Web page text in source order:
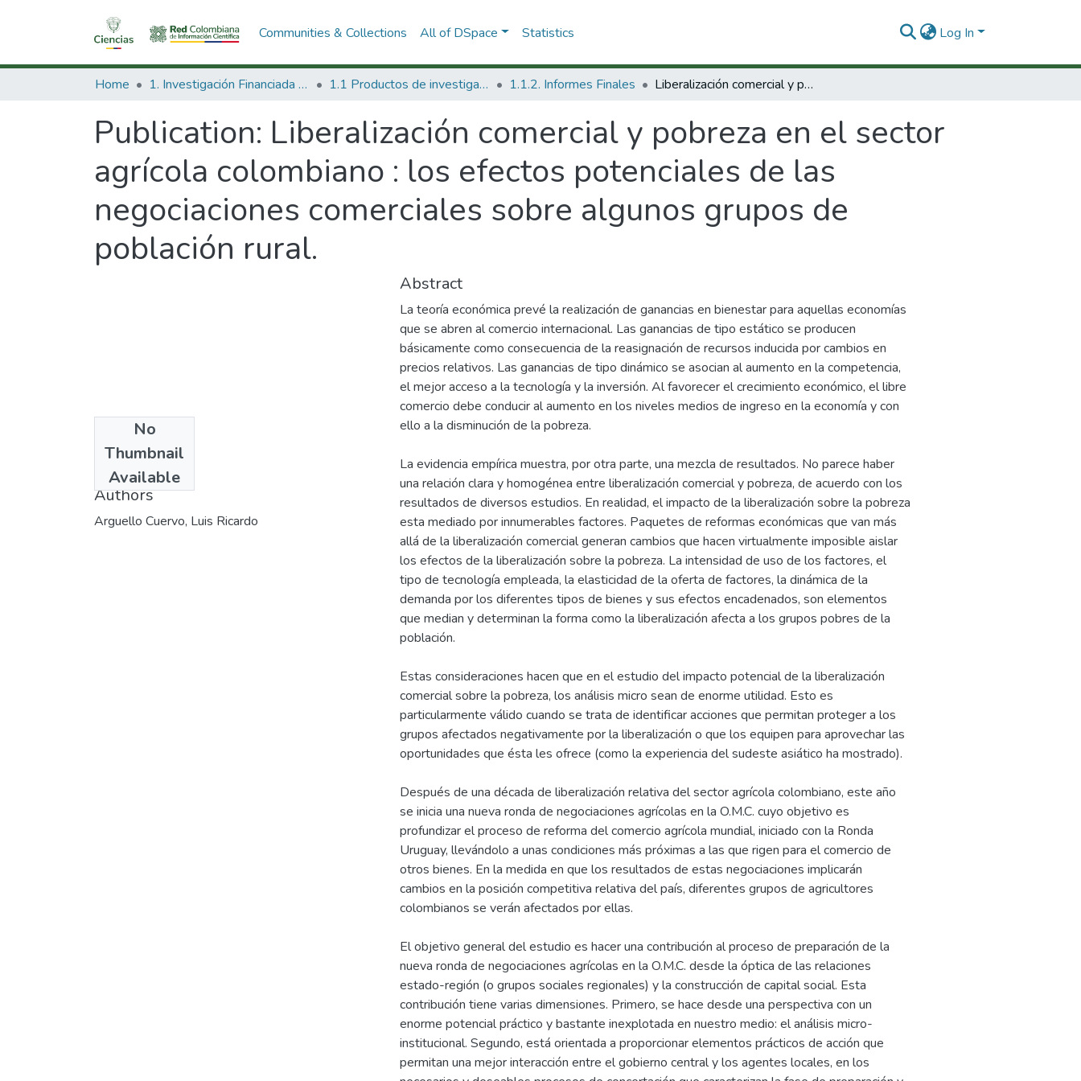
Communities & Collections All of DSpace Statistics Log In
Home 1. Investigación Financiada con Recursos Públicos 1.1 Productos de investigación 1.1.2. Informes Finales Liberalización comercial y pobreza en el sector agrícola colombiano : los efectos potenciales de las negociaciones comerciales sobre algunos grupos de población rural.
Publication: Liberalización comercial y pobreza en el sector
agrícola colombiano : los efectos potenciales de las
negociaciones comerciales sobre algunos grupos de
población rural.
No
Thumbnail
Available
2002-06
Authors
Arguello Cuervo, Luis Ricardo
Abstract
La teoría económica prevé la realización de ganancias en bienestar para aquellas economías
que se abren al comercio internacional. Las ganancias de tipo estático se producen
básicamente como consecuencia de la reasignación de recursos inducida por cambios en
precios relativos. Las ganancias de tipo dinámico se asocian al aumento en la competencia,
el mejor acceso a la tecnología y la inversión. Al favorecer el crecimiento económico, el libre
comercio debe conducir al aumento en los niveles medios de ingreso en la economía y con
ello a la disminución de la pobreza.
La evidencia empírica muestra, por otra parte, una mezcla de resultados. No parece haber
una relación clara y homogénea entre liberalización comercial y pobreza, de acuerdo con los
resultados de diversos estudios. En realidad, el impacto de la liberalización sobre la pobreza
esta mediado por innumerables factores. Paquetes de reformas económicas que van más
allá de la liberalización comercial generan cambios que hacen virtualmente imposible aislar
los efectos de la liberalización sobre la pobreza. La intensidad de uso de los factores, el
tipo de tecnología empleada, la elasticidad de la oferta de factores, la dinámica de la
demanda por los diferentes tipos de bienes y sus efectos encadenados, son elementos
que median y determinan la forma como la liberalización afecta a los grupos pobres de la
población.
Estas consideraciones hacen que en el estudio del impacto potencial de la liberalización
comercial sobre la pobreza, los análisis micro sean de enorme utilidad. Esto es
particularmente válido cuando se trata de identificar acciones que permitan proteger a los
grupos afectados negativamente por la liberalización o que los equipen para aprovechar las
oportunidades que ésta les ofrece (como la experiencia del sudeste asiático ha mostrado).
Después de una década de liberalización relativa del sector agrícola colombiano, este año
se inicia una nueva ronda de negociaciones agrícolas en la O.M.C. cuyo objetivo es
profundizar el proceso de reforma del comercio agrícola mundial, iniciado con la Ronda
Uruguay, llevándolo a unas condiciones más próximas a las que rigen para el comercio de
otros bienes. En la medida en que los resultados de estas negociaciones implicarán
cambios en la posición competitiva relativa del país, diferentes grupos de agricultores
colombianos se verán afectados por ellas.
El objetivo general del estudio es hacer una contribución al proceso de preparación de la
nueva ronda de negociaciones agrícolas en la O.M.C. desde la óptica de las relaciones
estado-región (o grupos sociales regionales) y la construcción de capital social. Esta
contribución tiene varias dimensiones. Primero, se hace desde una perspectiva con un
enorme potencial práctico y bastante inexplotada en nuestro medio: el análisis micro-
institucional. Segundo, está orientada a proporcionar elementos prácticos de acción que
permitan una mejor interacción entre el gobierno central y los agentes locales, en los